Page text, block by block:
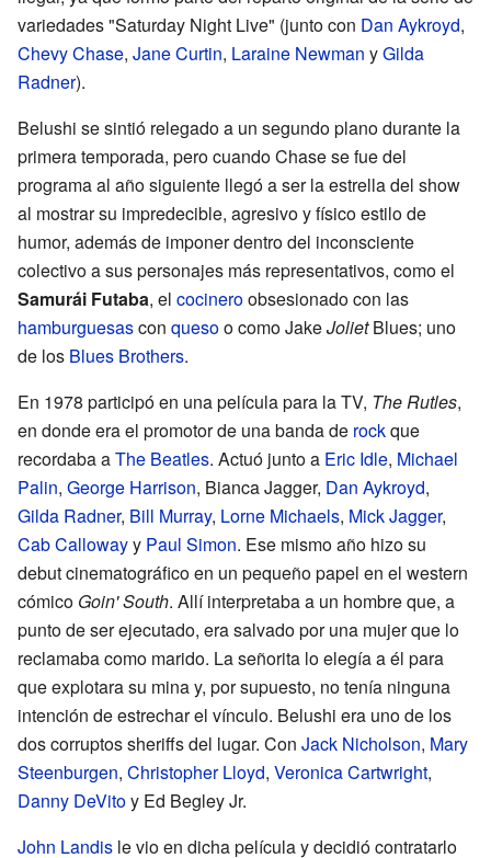
variedades "Saturday Night Live" (junto con Dan Aykroyd,
Chevy Chase, Jane Curtin, Laraine Newman yGilda
Radner).
Belushi se sintió relegado a un segundo plano durante la
primera temporada, pero cuando Chase se fue del
programa al año siguiente llegó a ser la estrella del show
al mostrar su impredecible, agresivo y físico estilo de
humor, además de imponer dentro del inconsciente
colectivo a sus personajes más representativos, como el
Samurái Futaba, el cocineroobsesionado con las
hamburguesascon quesoo como JakeJolietBlues; uno
de los Blues Brothers.
En 1978 participó en una película para la TV, The Rutles,
en donde era el promotor de una banda de rockque
recordaba aThe Beatles. Actuó junto a Eric Idle, Michael
Palin, George Harrison, Bianca Jagger, Dan Aykroyd,
Gilda Radner, Bill Murray, Lorne Michaels, Mick Jagger,
Cab Callowayy Paul Simon. Ese mismo año hizo su
debut cinematográfico en un pequeño papel en el western
cómico Goin' South. Allí interpretaba a un hombre que, a
punto de ser ejecutado, era salvado por una mujer que lo
reclamaba como marido. La señorita lo elegía a él para
que explotara su mina y, por supuesto, no tenía ninguna
intención de estrechar el vínculo. Belushi era uno de los
dos corruptos sheriffs del lugar. Con Jack Nicholson, Mary
Steenburgen, Christopher Lloyd, Veronica Cartwright,
Danny DeVitoy Ed Begley Jr.
John Landis le vio en dicha película y decidió contratarlo